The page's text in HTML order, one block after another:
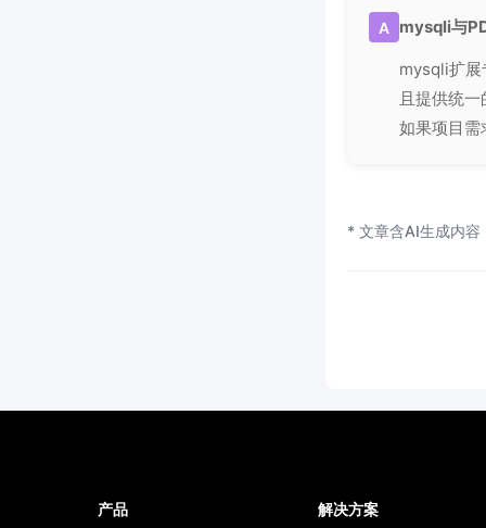
A mysqli与
mysqli扩展
且提供统
如果项目需
* 文章含AI生成内容
产品 解决方案